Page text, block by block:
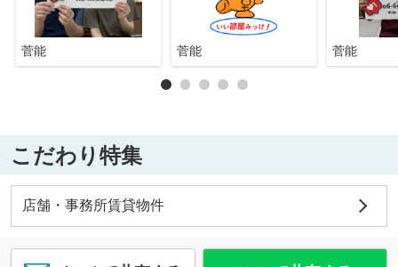
菅能 菅能 菅能
こだわり特集
店舗・事務所賃貸物件